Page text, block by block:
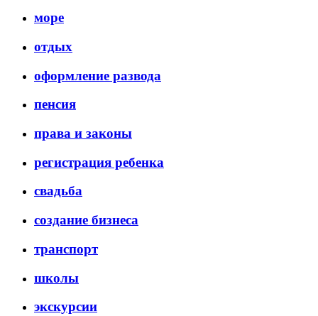
море
отдых
оформление развода
пенсия
права и законы
регистрация ребенка
свадьба
создание бизнеса
транспорт
школы
экскурсии